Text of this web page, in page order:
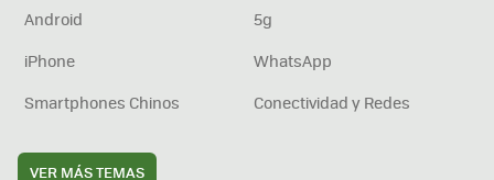
Android
5g
iPhone
WhatsApp
Smartphones Chinos
Conectividad y Redes
VER MÁS TEMAS